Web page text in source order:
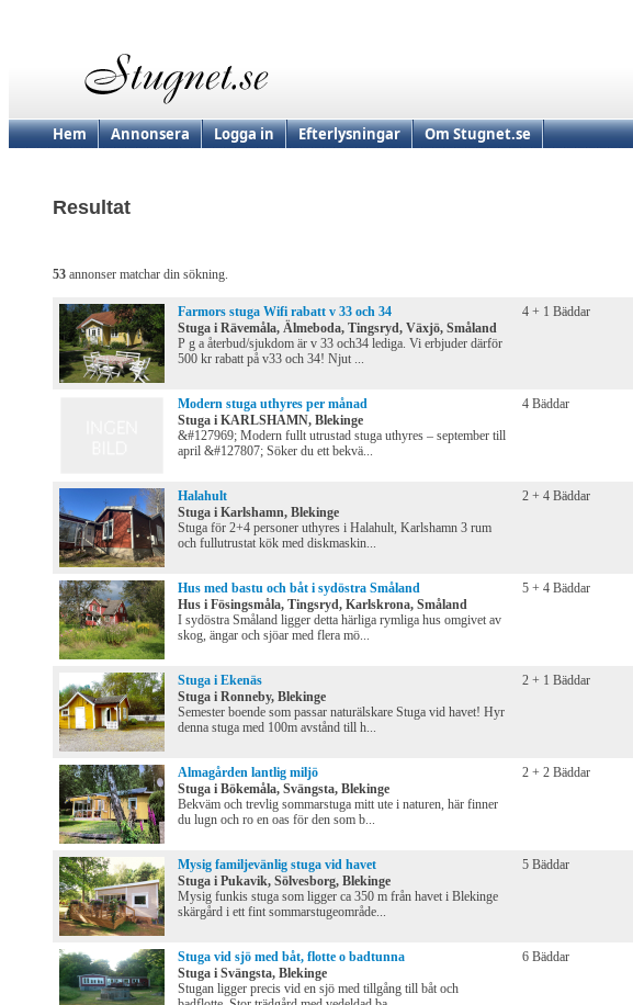
Hem Annonsera Logga in Efterlysningar Om Stugnet.se
Resultat
53 annonser matchar din sökning.
Farmors stuga Wifi rabatt v 33 och 34
Stuga i Rävemåla, Älmeboda, Tingsryd, Växjö, Småland
P g a återbud/sjukdom är v 33 och34 lediga. Vi erbjuder därför
500 kr rabatt på v33 och 34! Njut ...
4 + 1 Bäddar
Modern stuga uthyres per månad
Stuga i KARLSHAMN, Blekinge
&#127969; Modern fullt utrustad stuga uthyres – september till
april &#127807; Söker du ett bekvä...
4 Bäddar
Halahult
Stuga i Karlshamn, Blekinge
Stuga för 2+4 personer uthyres i Halahult, Karlshamn 3 rum
och fullutrustat kök med diskmaskin...
2 + 4 Bäddar
Hus med bastu och båt i sydöstra Småland
Hus i Fösingsmåla, Tingsryd, Karlskrona, Småland
I sydöstra Småland ligger detta härliga rymliga hus omgivet av
skog, ängar och sjöar med flera mö...
5 + 4 Bäddar
Stuga i Ekenäs
Stuga i Ronneby, Blekinge
Semester boende som passar naturälskare Stuga vid havet! Hyr
denna stuga med 100m avstånd till h...
2 + 1 Bäddar
Almagården lantlig miljö
Stuga i Bökemåla, Svängsta, Blekinge
Bekväm och trevlig sommarstuga mitt ute i naturen, här finner
du lugn och ro en oas för den som b...
2 + 2 Bäddar
Mysig familjevänlig stuga vid havet
Stuga i Pukavik, Sölvesborg, Blekinge
Mysig funkis stuga som ligger ca 350 m från havet i Blekinge
skärgård i ett fint sommarstugeområde...
5 Bäddar
Stuga vid sjö med båt, flotte o badtunna
Stuga i Svängsta, Blekinge
Stugan ligger precis vid en sjö med tillgång till båt och
6 Bäddar